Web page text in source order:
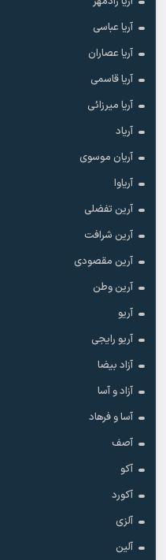
آریا عباسی
آریا عصاران
آریا قاسمی
آریا میرزائی
آریاد
آریان موسوی
آریاوا
آرین تفضلی
آرین شرافت
آرین مقصودی
آرین وطن
آریو
آریو رایجی
آزاد بیضا
آزاد و آسا
آسا و فرهاد
آصف
آکو
آکورد
آلزی
آلین